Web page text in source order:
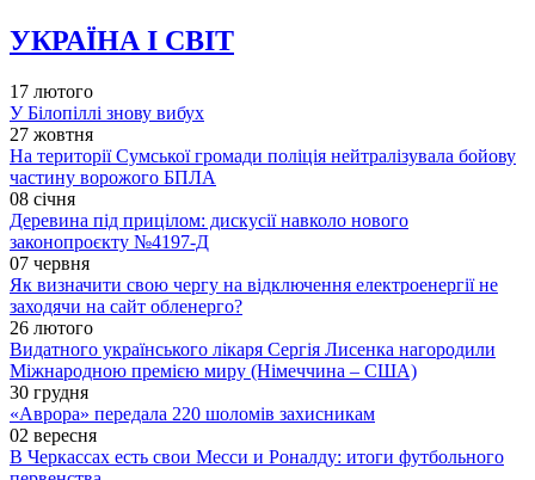
УКРАЇНА І СВІТ
17 лютого
У Білопіллі знову вибух
27 жовтня
На території Сумської громади поліція нейтралізувала бойову
частину ворожого БПЛА
08 січня
Деревина під прицілом: дискусії навколо нового
законопроєкту №4197-Д
07 червня
Як визначити свою чергу на відключення електроенергії не
заходячи на сайт обленерго?
26 лютого
Видатного українського лікаря Сергія Лисенка нагородили
Міжнародною премією миру (Німеччина – США)
30 грудня
«Аврора» передала 220 шоломів захисникам
02 вересня
В Черкассах есть свои Месси и Роналду: итоги футбольного